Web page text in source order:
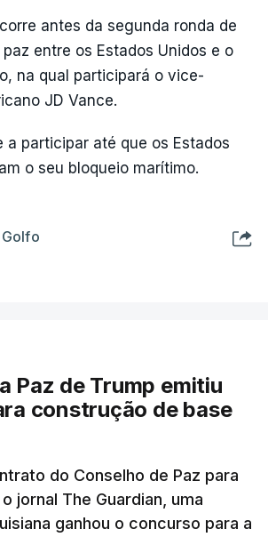
antes da segunda ronda de
entre os Estados Unidos e o
na qual participará o vice-
JD Vance.
a participar até que os Estados
o seu bloqueio marítimo.
Golfo
Paz de Trump emitiu
construção de base
do Conselho de Paz para
jornal The Guardian, uma
ganhou o concurso para a